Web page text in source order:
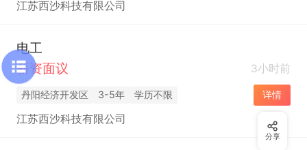
江苏西沙科技有限公司
电工
薪资面议
3小时前
丹阳经济开发区 3-5年 学历不限 详情
江苏西沙科技有限公司
分享